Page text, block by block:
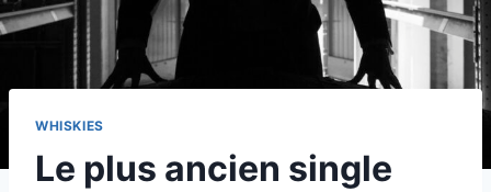
WHISKIES
Le plus ancien single